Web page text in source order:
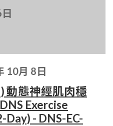
10月 8日
動態神經肌肉穩
Exercise
Day) - DNS-EC-